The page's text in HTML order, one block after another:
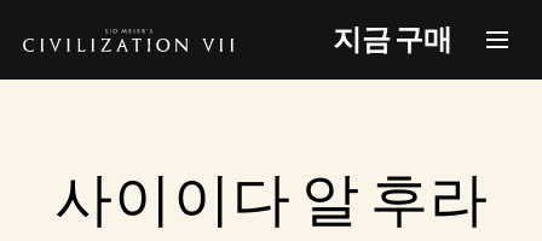
지금 구매
사이이다 알 후라